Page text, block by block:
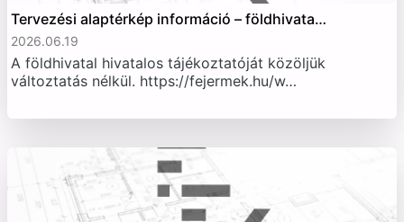
Tervezési alaptérkép információ – földhivata…
2026.06.19
A földhivatal hivatalos tájékoztatóját közöljük
változtatás nélkül. https://fejermek.hu/w…